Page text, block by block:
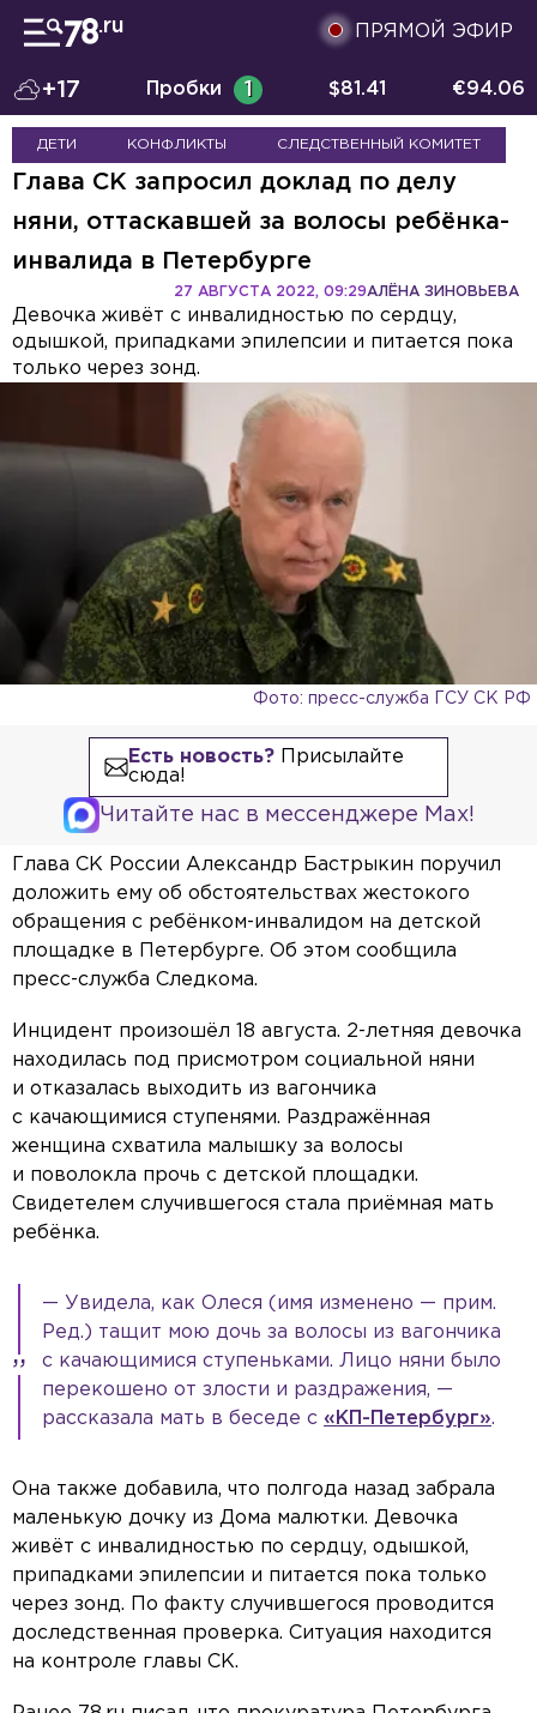
ПРЯМОЙ ЭФИР
+17 Пробки 1 $81.41 €94.06
ДЕТИ КОНФЛИКТЫ СЛЕДСТВЕННЫЙ КОМИТЕТ
Глава СК запросил доклад по делу
няни, оттаскавшей за волосы ребёнка-
инвалида в Петербурге
АЛЁНА ЗИНОВЬЕВА
27 АВГУСТА 2022, 09:29
Девочка живёт с инвалидностью по сердцу,
одышкой, припадками эпилепсии и питается пока
только через зонд.
Фото: пресс-служба ГСУ СК РФ
Есть новость?Присылайте
сюда!
Читайте нас в мессенджере Max!
Глава СК России Александр Бастрыкин поручил
доложить ему об обстоятельствах жестокого
обращения с ребёнком-инвалидом на детской
площадке в Петербурге. Об этом сообщила
пресс-служба Следкома.
Инцидент произошёл 18 августа. 2-летняя девочка
находилась под присмотром социальной няни
и отказалась выходить из вагончика
с качающимися ступенями. Раздражённая
женщина схватила малышку за волосы
и поволокла прочь с детской площадки.
Свидетелем случившегося стала приёмная мать
ребёнка.
— Увидела, как Олеся (имя изменено — прим.
Ред.) тащит мою дочь за волосы из вагончика
с качающимися ступеньками. Лицо няни было
перекошено от злости и раздражения, —
рассказала мать в беседе с «КП-Петербург».
Она также добавила, что полгода назад забрала
маленькую дочку из Дома малютки. Девочка
живёт с инвалидностью по сердцу, одышкой,
припадками эпилепсии и питается пока только
через зонд. По факту случившегося проводится
доследственная проверка. Ситуация находится
на контроле главы СК.